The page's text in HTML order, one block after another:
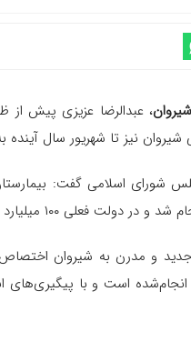
شیروان، عبدالرضا عزیزی پیش از
نیز تا شهریور سال آینده
میلیارد تومان هزینه و افتتاح شد.
۱۰ آمبولانس جدید و مدرن به
است و با پیگیری‌های